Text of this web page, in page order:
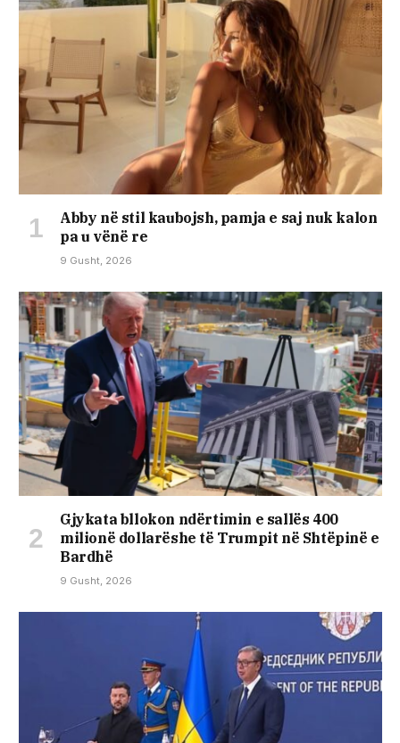
Abby në stil kaubojsh, pamja e saj nuk kalon
pa u vënë re
9 Gusht, 2026
Gjykata bllokon ndërtimin e sallës 400
milionë dollarëshe të Trumpit në Shtëpinë e
Bardhë
9 Gusht, 2026